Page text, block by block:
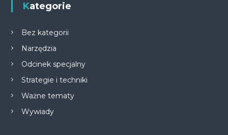
Kategorie
Bez kategorii
Narzędzia
Odcinek specjalny
Strategie i techniki
Ważne tematy
Wywiady